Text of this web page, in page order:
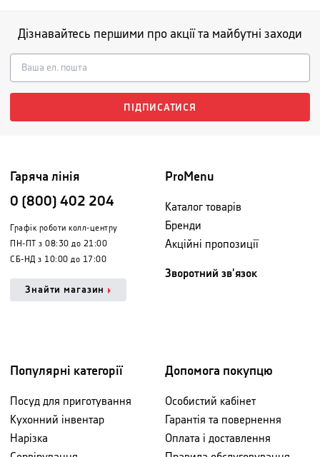
Дізнавайтесь першими про акції та майбутні заходи
ПІДПИСАТИСЯ
Гаряча лінія
0 (800) 402 204
Графік роботи колл-центру
ПН-ПТ з 08:30 до 21:00
СБ-НД з 10:00 до 17:00
Знайти магазин
ProMenu
Каталог товарів
Бренди
Акційні пропозиції
Зворотний зв'язок
Популярні категорії
Посуд для приготування
Кухонний інвентар
Нарізка
Допомога покупцю
Особистий кабінет
Гарантія та повернення
Оплата і доставлення